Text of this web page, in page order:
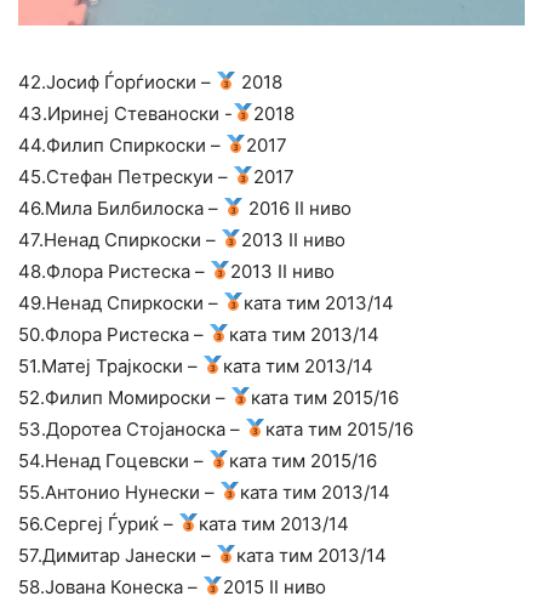
42.Јосиф Ѓорѓиоски –
2018
43.Иринеј Стеваноски -
2018
44.Филип Спиркоски –
2017
45.Стефан Петрескуи –
2017
46.Мила Билбилоска –
2016 II ниво
47.Ненад Спиркоски –
2013 II ниво
48.Флора Ристеска –
2013 II ниво
49.Ненад Спиркоски –
ката тим 2013/14
50.Флора Ристеска –
ката тим 2013/14
51.Матеј Трајкоски –
ката тим 2013/14
52.Филип Момироски –
ката тим 2015/16
53.Доротеа Стојаноска –
ката тим 2015/16
54.Ненад Гоцевски –
ката тим 2015/16
55.Антонио Нунески –
ката тим 2013/14
56.Сергеј Ѓуриќ –
ката тим 2013/14
57.Димитар Јанески –
ката тим 2013/14
58.Јована Конеска –
2015 II ниво